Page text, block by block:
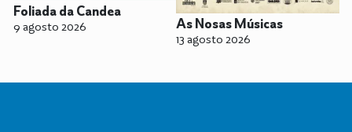
Foliada da Candea
9 agosto 2026
As Nosas Músicas
13 agosto 2026